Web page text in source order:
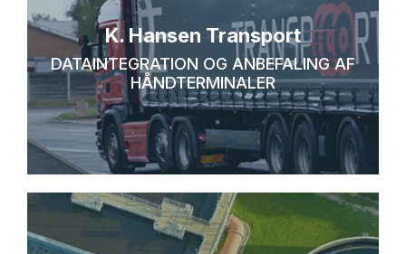
K. Hansen Transport
DATAINTEGRATION OG ANBEFALING AF
HÅNDTERMINALER